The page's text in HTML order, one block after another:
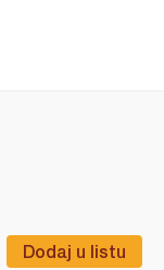
Dodaj u listu